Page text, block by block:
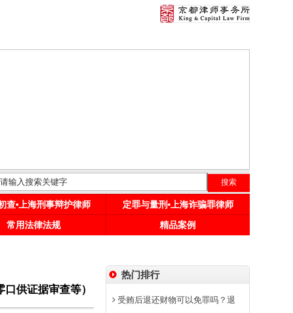
查•上海刑事辩护律师
定罪与量刑•上海诈骗罪律师
常用法律法规 精品案例
供证据审查等）
热门排行
受贿后退还财物可以免罪吗？退